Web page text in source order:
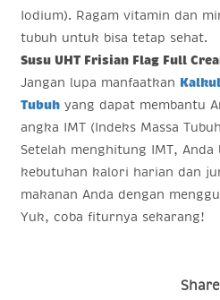
Iodium). Ragam vitamin dan
tubuh untuk bisa tetap sehat.
Susu UHT Frisian Flag Full
Jangan lupa manfaatkan
Tubuh yang dapat membantu
angka IMT (Indeks Massa
Setelah menghitung IMT, Anda
kebutuhan kalori harian dan
makanan Anda dengan
Yuk, coba fiturnya sekarang!
Share